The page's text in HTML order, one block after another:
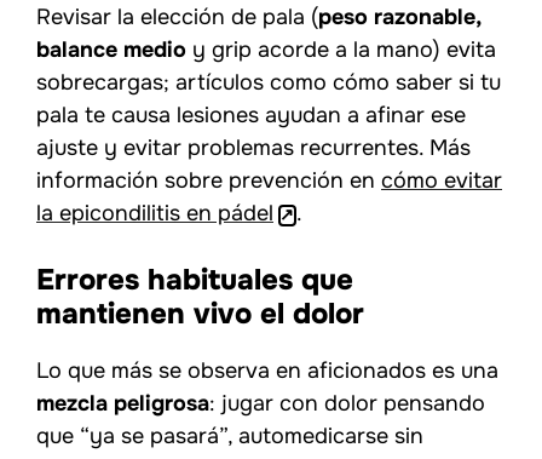
Revisar la elección de pala (peso razonable,
balance medio y grip acorde a la mano) evita
sobrecargas; artículos como cómo saber si tu
pala te causa lesiones ayudan a afinar ese
ajuste y evitar problemas recurrentes. Más
información sobre prevención en cómo evitar
la epicondilitis en pádel
.
Errores habituales que
mantienen vivo el dolor
Lo que más se observa en aficionados es una
mezcla peligrosa: jugar con dolor pensando
que “ya se pasará”, automedicarse sin